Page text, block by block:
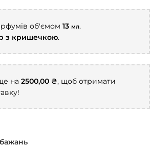
об'ємом 13 мл.
з кришечкою.
на 2500,00 ₴, щоб отримати